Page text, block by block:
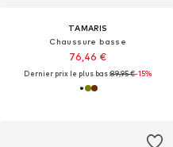
TAMARIS
Chaussure basse
76,46 €
Dernier prix le plus bas :89,95 €-15%